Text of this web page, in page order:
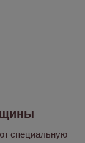
специальную